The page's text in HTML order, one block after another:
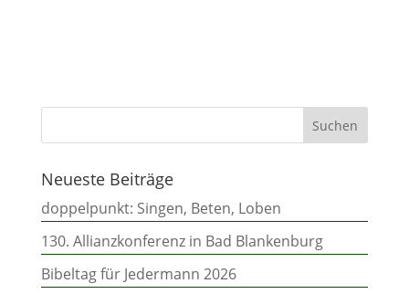
Neueste Beiträge
doppelpunkt: Singen, Beten, Loben
130. Allianzkonferenz in Bad Blankenburg
Bibeltag für Jedermann 2026